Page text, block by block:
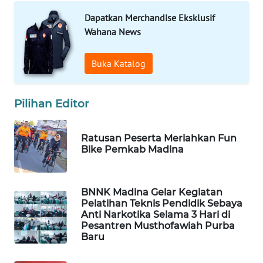
Dapatkan Merchandise Eksklusif
Wahana News
Buka Katalog
Pilihan Editor
Ratusan Peserta Meriahkan Fun
Bike Pemkab Madina
BNNK Madina Gelar Kegiatan
Pelatihan Teknis Pendidik Sebaya
Anti Narkotika Selama 3 Hari di
Pesantren Musthofawiah Purba
Baru
ID
MAWAKA
ID
MARTABAT
PLN
WATCH
MKLI
LPKKI
LKKI